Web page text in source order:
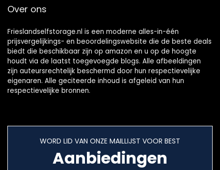
Over ons
Frieslandselfstorage.nl is een moderne alles-in-één
prijsvergelijkings- en beoordelingswebsite die de beste deals
biedt die beschikbaar zijn op amazon en u op de hoogte
houdt via de laatst toegevoegde blogs. Alle afbeeldingen
zijn auteursrechtelijk beschermd door hun respectievelijke
eigenaren. Alle geciteerde inhoud is afgeleid van hun
respectievelijke bronnen.
WORD LID VAN ONZE MAILLIJST VOOR BEST
Aanbiedingen